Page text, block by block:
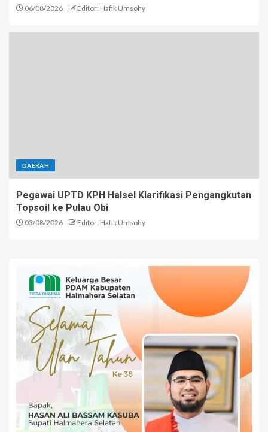
06/08/2026 Editor: Hafik Umsohy
DAERAH
Pegawai UPTD KPH Halsel Klarifikasi Pengangkutan
Topsoil ke Pulau Obi
03/08/2026 Editor: Hafik Umsohy